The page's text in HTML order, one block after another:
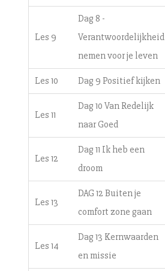
Les 9
Dag 8 -
Verantwoordelijkheid
nemen voor je leven
Les 10 Dag 9 Positief kijken
Les 11
Dag 10 Van Redelijk
naar Goed
Les 12
Dag 11 Ik heb een
droom
Les 13
DAG 12 Buiten je
comfort zone gaan
Les 14
Dag 13 Kernwaarden
en missie